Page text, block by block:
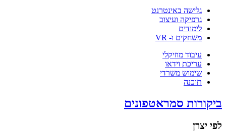
גלישה באינטרנט
גרפיקה ועיצוב
לימודים
משחקים ו- VR
עיבוד מוזיקלי
עריכת וידאו
שימוש משרדי
תוכנה
ביקורות סמראטפונים
לפי יצרן